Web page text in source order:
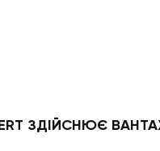
ЗДІЙСНЮЄ